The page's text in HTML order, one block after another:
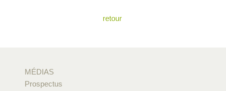
retour
MÉDIAS
Prospectus